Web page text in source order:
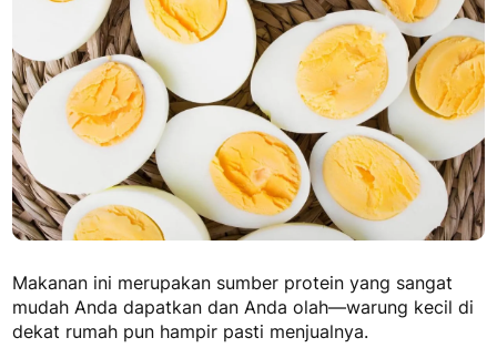
Makanan ini merupakan sumber protein yang sangat
mudah Anda dapatkan dan Anda olah—warung kecil di
dekat rumah pun hampir pasti menjualnya.